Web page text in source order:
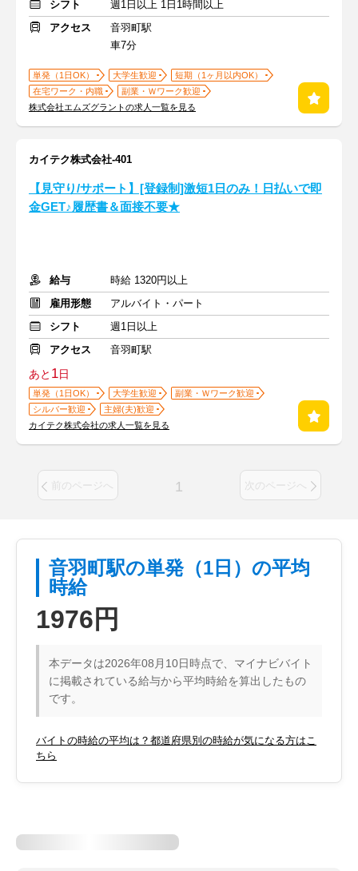
シフト
週1日以上 1日1時間以上
アクセス
音羽町駅
車7分
単発（1日OK） 大学生歓迎
短期（1ヶ月以内OK）
在宅ワーク・内職
副業・Ｗワーク歓迎
株式会社エムズグラントの求人一覧を見る
カイテク株式会社-401
【見守り/サポート】[登録制]激短1日のみ！日払いで即
金GET♪履歴書＆面接不要★
給与
時給 1320円以上
雇用形態
アルバイト・パート
シフト
週1日以上
アクセス
音羽町駅
あと 1日
単発（1日OK） 大学生歓迎
副業・Ｗワーク歓迎
シルバー歓迎
主婦(夫)歓迎
カイテク株式会社の求人一覧を見る
前のページへ 1 次のページへ
音羽町駅の単発（1日）の平均
時給
1976円
本データは2026年08月10日時点で、マイナビバイト
に掲載されている給与から平均時給を算出したもの
です。
バイトの時給の平均は？都道府県別の時給が気になる方はこ
ちら